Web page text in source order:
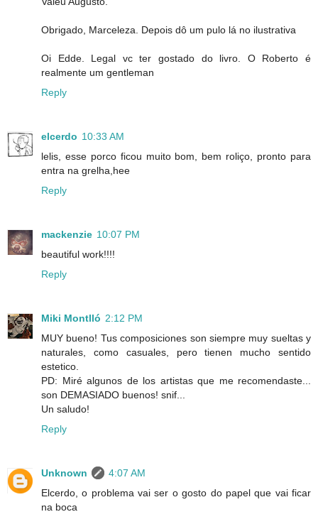
Obrigado, Marceleza. Depois dô um pulo lá no ilustrativa
Oi Edde. Legal vc ter gostado do livro. O Roberto é
realmente um gentleman
Reply
elcerdo 10:33 AM
lelis, esse porco ficou muito bom, bem roliço, pronto para
entra na grelha,hee
Reply
mackenzie 10:07 PM
beautiful work!!!!
Reply
Miki Montlló 2:12 PM
MUY bueno! Tus composiciones son siempre muy sueltas y
naturales, como casuales, pero tienen mucho sentido
estetico.
PD: Miré algunos de los artistas que me recomendaste...
son DEMASIADO buenos! snif...
Un saludo!
Reply
Unknown
4:07 AM
Elcerdo, o problema vai ser o gosto do papel que vai ficar
na boca